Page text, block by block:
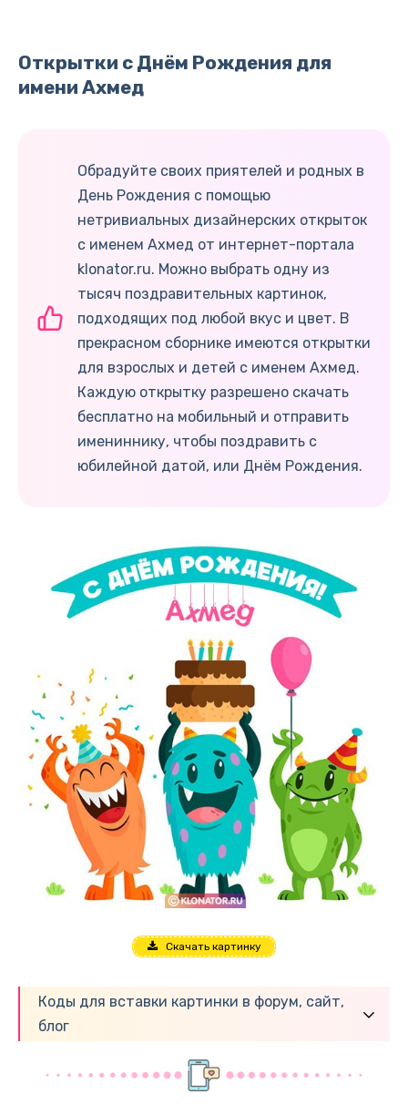
Открытки с Днём Рождения для
имени Ахмед
Обрадуйте своих приятелей и родных в
День Рождения с помощью
нетривиальных дизайнерских открыток
с именем Ахмед от интернет-портала
klonator.ru. Можно выбрать одну из
тысяч поздравительных картинок,
подходящих под любой вкус и цвет. В
прекрасном сборнике имеются открытки
для взрослых и детей с именем Ахмед.
Каждую открытку разрешено скачать
бесплатно на мобильный и отправить
имениннику, чтобы поздравить с
юбилейной датой, или Днём Рождения.
Скачать картинку
Коды для вставки картинки в форум, сайт,
блог